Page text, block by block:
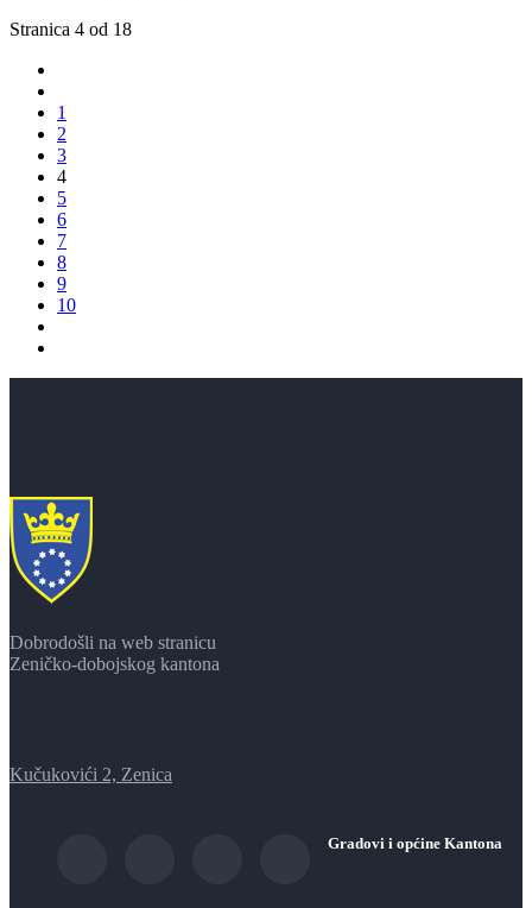
Stranica 4 od 18
1
2
3
4
5
6
7
8
9
10
Dobrodošli na web stranicu
Zeničko-dobojskog kantona
Kučukovići 2, Zenica
Gradovi i općine Kantona